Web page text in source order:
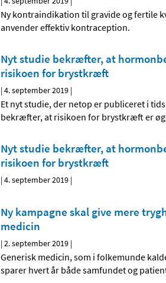
Ny kontraindikation til gravide og fertile
anvender effektiv kontraception.
Nyt studie bekræfter, at
risikoen for brystkræft
|4. september 2019 |
Et nyt studie, der netop er publiceret i
bekræfter, at risikoen for brystkræft er
Nyt studie bekræfter, at
risikoen for brystkræft
|4. september 2019 |
Ny kampagne skal give mere
medicin
|2. september 2019 |
Generisk medicin, som i folkemunde
sparer hvert år både samfundet og